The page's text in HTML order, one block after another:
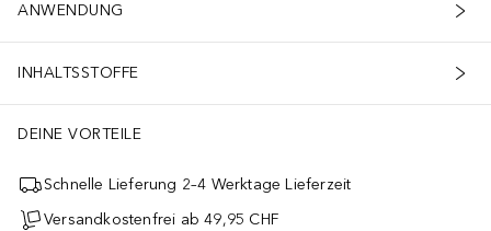
ANWENDUNG
INHALTSSTOFFE
DEINE VORTEILE
Schnelle Lieferung 2–4 Werktage Lieferzeit
Versandkostenfrei ab 49,95 CHF